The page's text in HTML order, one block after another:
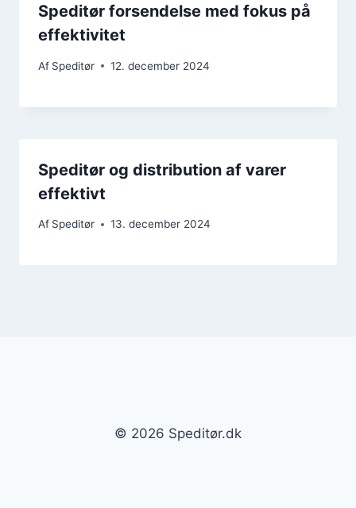
Speditør forsendelse med fokus på
effektivitet
Af Speditør 12. december 2024
Speditør og distribution af varer
effektivt
Af Speditør 13. december 2024
© 2026 Speditør.dk